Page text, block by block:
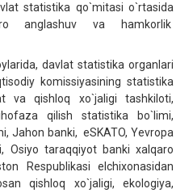
statistika qo`mitasi o`rtasida
anglashuv va hamkorlik
davlat statistika organlari
komissiyasining statistika
va qishloq xo`jaligi tashkiloti,
qilish statistika bo`limi,
Jahon banki, eSKATO, Yevropa
Osiyo taraqqiyot banki xalqaro
Respublikasi elchixonasidan
qishloq xo`jaligi, ekologiya,